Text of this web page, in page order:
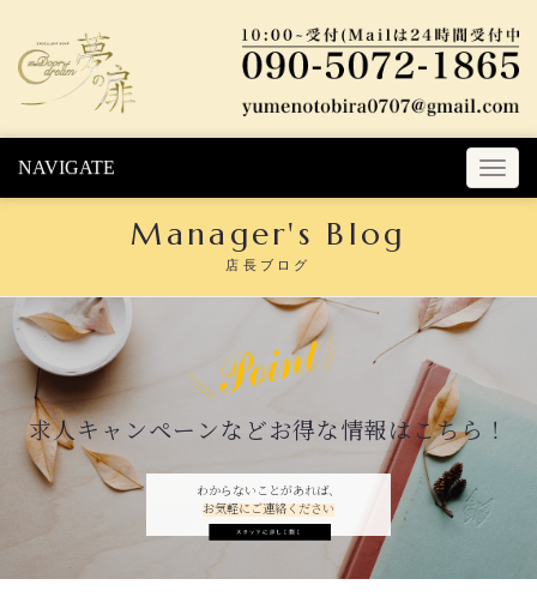
T
o
e
g
NAVIGATE
Manager's Blog
店長ブログ
わからないことがあれば、
お気軽にご連絡ください
求人キャンペーンなどお得な情報はこちら！